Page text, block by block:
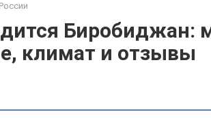
Биробиджан:
климат и отзывы